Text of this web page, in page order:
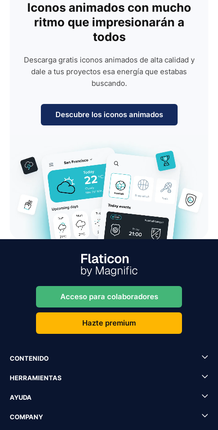
Iconos animados con mucho
ritmo que impresionarán a
todos
Descarga gratis iconos animados de alta calidad y
dale a tus proyectos esa energía que estabas
buscando.
Descubre los iconos animados
Acceso para colaboradores
Hazte premium
CONTENIDO
HERRAMIENTAS
AYUDA
COMPANY